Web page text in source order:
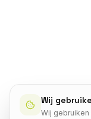
Wij
Wij